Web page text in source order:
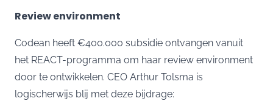
Review environment
Codean heeft €400.000 subsidie ontvangen vanuit
het REACT-programma om haar review environment
door te ontwikkelen. CEO Arthur Tolsma is
logischerwijs blij met deze bijdrage: